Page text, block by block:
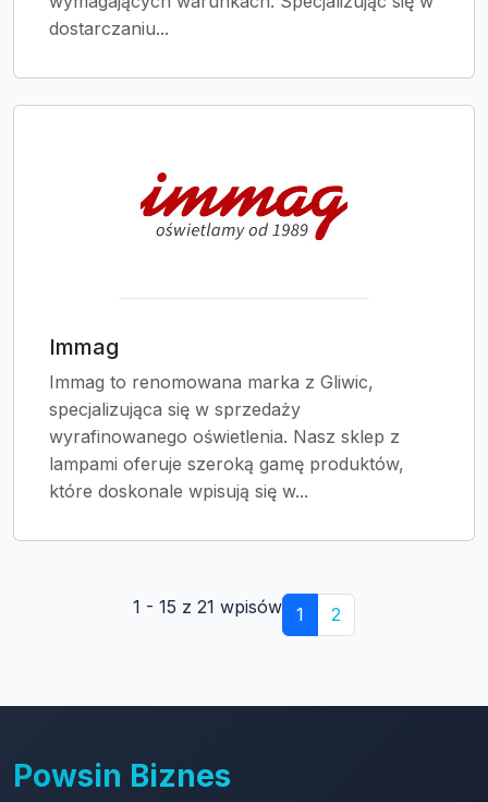
dostarczaniu...
Immag
Immag to renomowana marka z Gliwic,
specjalizująca się w sprzedaży
wyrafinowanego oświetlenia. Nasz sklep z
lampami oferuje szeroką gamę produktów,
które doskonale wpisują się w...
1 - 15 z 21 wpisów 1 2
Powsin Biznes